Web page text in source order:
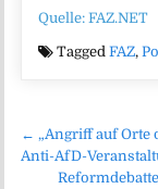
Quelle: FAZ.NET
TaggedFAZ,
← „Angriff auf Orte
Anti-AfD-